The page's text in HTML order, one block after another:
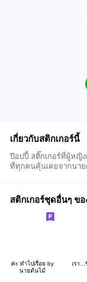
เกี่ยวกับสติกเกอร์นี้
ป๊อปปี้ สติ๊กเกอร์ที่ผู้หญิ
ที่ทุกคนคุ้นเคยจากนา
สติกเกอร์ชุดอื่นๆ ข
ค่ะ ทำไปเรื่อย by
นายต้นไม้
เรา...